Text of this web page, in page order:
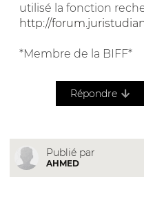
utilisé la fonction
http://
*Membre de la BIFF*
Répondre
Publié par
AHMED